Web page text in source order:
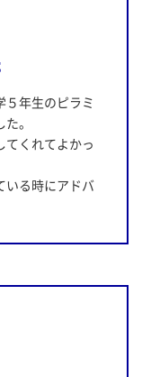
５年生のピラミ
。
てくれてよかっ
いる時にアドバ